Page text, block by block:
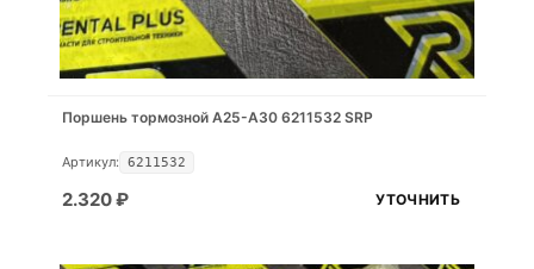
Поршень тормозной A25-A30 6211532 SRP
Артикул: 6211532
2.320₽ УТОЧНИТЬ